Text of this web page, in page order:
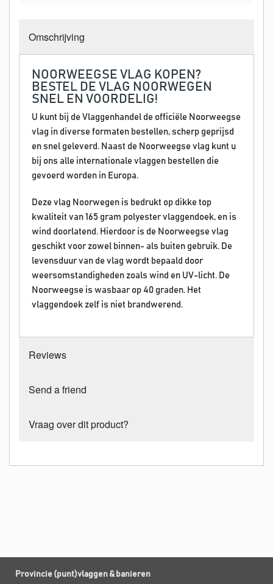
Omschrijving
NOORWEEGSE VLAG KOPEN?
BESTEL DE VLAG NOORWEGEN
SNEL EN VOORDELIG!
U kunt bij de Vlaggenhandel de officiële Noorweegse
vlag in diverse formaten bestellen, scherp geprijsd
en snel geleverd. Naast de Noorweegse vlag kunt u
bij ons alle internationale vlaggen bestellen die
gevoerd worden in Europa.
Deze vlag Noorwegen is bedrukt op dikke top
kwaliteit van 165 gram polyester vlaggendoek, en is
wind doorlatend. Hierdoor is de Noorweegse vlag
geschikt voor zowel binnen- als buiten gebruik. De
levensduur van de vlag wordt bepaald door
weersomstandigheden zoals wind en UV-licht. De
Noorweegse is wasbaar op 40 graden. Het
vlaggendoek zelf is niet brandwerend.
Reviews
Send a friend
Vraag over dit product?
Provincie (punt)vlaggen & banieren